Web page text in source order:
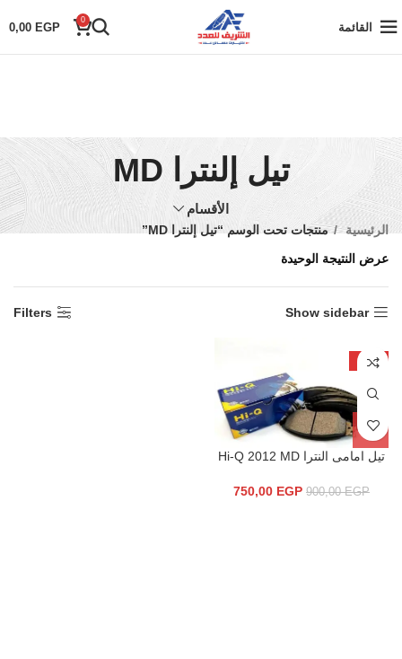
القائمة
0
0,00 EGP
تيل إلنترا MD
الأقسام
الرئيسية
منتجات تحت الوسم “تيل إلنترا MD”
عرض النتيجة الوحيدة
Show sidebar
Filters
-17%
تيل امامى النترا Hi-Q 2012 MD
900,00EGP
750,00 EGP